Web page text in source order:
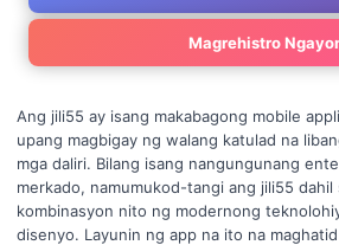
Magrehistro
Ang jili55 ay isang makabagong mobile
upang magbigay ng walang katulad na
mga daliri. Bilang isang nangungunang
merkado, namumukod-tangi ang jili55 dahil
kombinasyon nito ng modernong
disenyo. Layunin ng app na ito na